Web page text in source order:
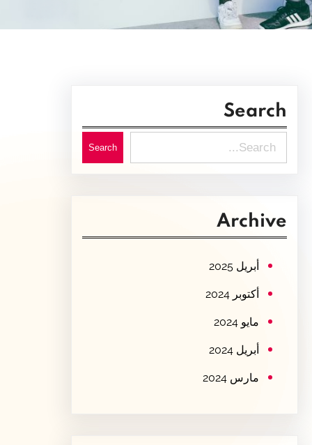
Search
e
c
Search
Archive
أبريل 2025
أكتوبر 2024
مايو 2024
أبريل 2024
مارس 2024